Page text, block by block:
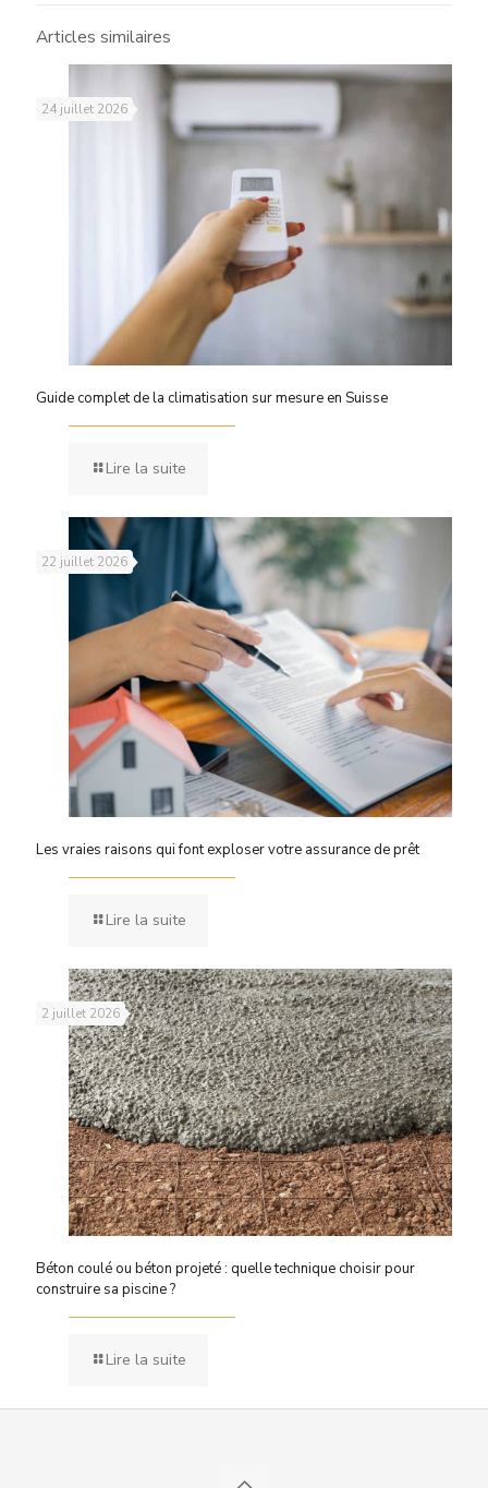
Articles similaires
24 juillet 2026
Guide complet de la climatisation sur mesure en Suisse
Lire la suite
22 juillet 2026
Les vraies raisons qui font exploser votre assurance de prêt
Lire la suite
2 juillet 2026
Béton coulé ou béton projeté : quelle technique choisir pour
construire sa piscine ?
Lire la suite